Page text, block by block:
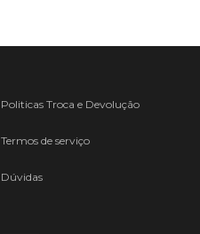
Politicas Troca e Devolução
Termos de serviço
Dúvidas